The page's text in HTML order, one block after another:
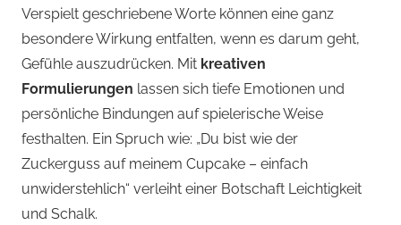
Verspielt geschriebene Worte können eine ganz
besondere Wirkung entfalten, wenn es darum geht,
Gefühle auszudrücken. Mit kreativen
Formulierungen lassen sich tiefe Emotionen und
persönliche Bindungen auf spielerische Weise
festhalten. Ein Spruch wie: „Du bist wie der
Zuckerguss auf meinem Cupcake – einfach
unwiderstehlich“ verleiht einer Botschaft Leichtigkeit
und Schalk.